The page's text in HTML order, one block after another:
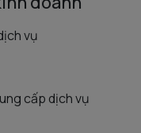
vụ
cấp dịch vụ